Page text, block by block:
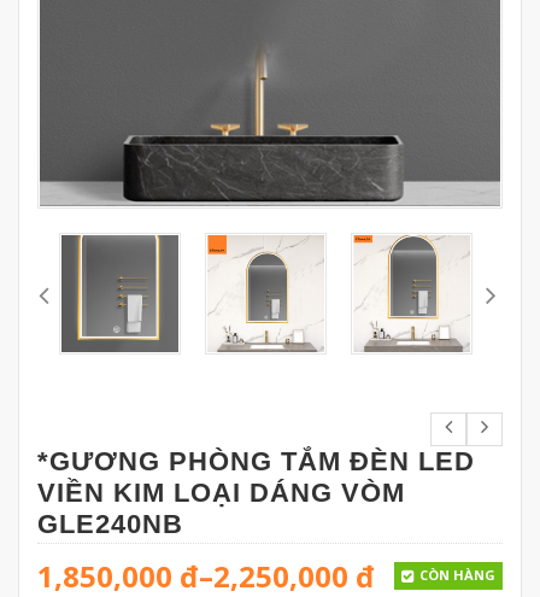
*GƯƠNG PHÒNG TẮM ĐÈN LED
VIỀN KIM LOẠI DÁNG VÒM
GLE240NB
1,850,000 đ–2,250,000 đ CÒN HÀNG